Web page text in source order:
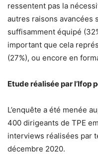
ressentent pas la
autres raisons avancées
suffisamment équipé
important que cela
(27%), ou encore en
Etude réalisée par
L’enquête a été menée
400 dirigeants de TPE
interviews réalisées par
décembre 2020.